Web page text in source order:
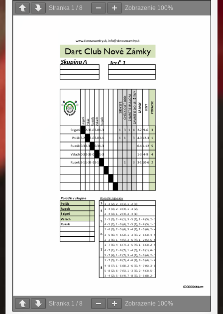
Stranka 1 /8 Zobrazenie 100%
Stranka 1 /8 Zobrazenie 100%